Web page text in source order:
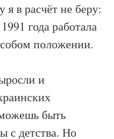
в расчёт не беру:
года работала
положении.
и
быть
с детства. Но